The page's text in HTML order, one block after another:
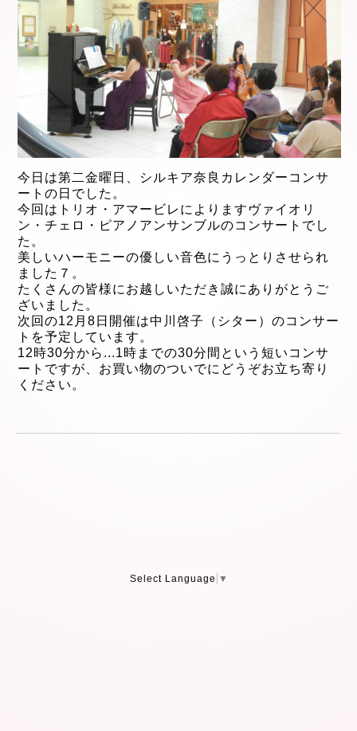
今日は第二金曜日、シルキア奈良カレンダーコンサ
ートの日でした。
今回はトリオ・アマービレによりますヴァイオリ
ン・チェロ・ピアノアンサンブルのコンサートでし
た。
美しいハーモニーの優しい音色にうっとりさせられ
ました７。
たくさんの皆様にお越しいただき 誠にありがとうご
ざいました。
次回の12月8 日開催は中川啓子（シター） のコンサー
トを予定しています。
12時30分から ...1時までの30分間という短いコンサ
ートですが、 お買い物のついでにどうぞお立ち寄り
ください。
Select Language ▼